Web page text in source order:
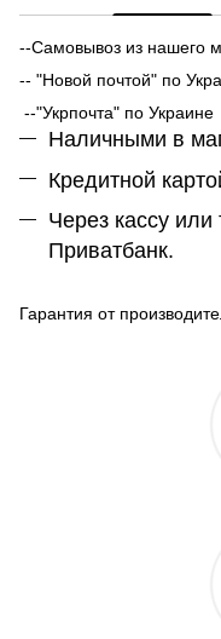
--Самовывоз из нашего
-- "Новой почтой" по
--"Укрпочта" по
Наличными в
Кредитной
Через кассу
Приватбанк.
Гарантия от